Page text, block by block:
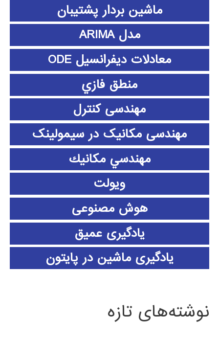
ماشین بردار پشتیبان
مدل ARIMA
معادلات دیفرانسیل ODE
منطق فازي
مهندسی کنترل
مهندسی مکانیک در سیمولینک
مهندسي مكانيك
ویولت
هوش مصنوعی
یادگیری عمیق
یادگیری ماشین در پایتون
نوشته‌های تازه